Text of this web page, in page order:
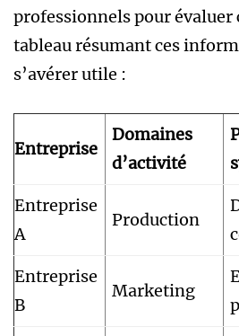
professionnels pour évaluer
tableau résumant ces
s’avérer utile :
Entreprise
Domaines
d’activité
Entreprise
A
Production
Entreprise
B
Marketing